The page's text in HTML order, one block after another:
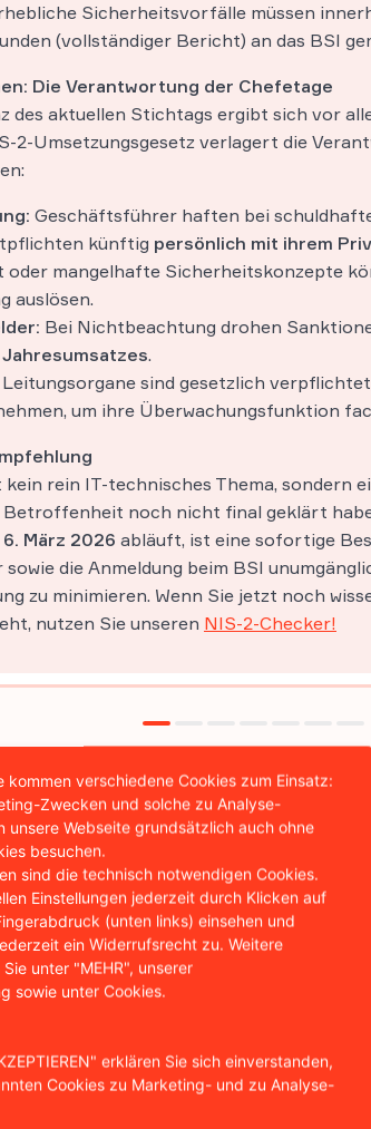
Sicherheitsvorfälle müssen
(vollständiger Bericht) an das BSI
Die Verantwortung der Chefetage
des aktuellen Stichtags ergibt sich vor
2-Umsetzungsgesetz verlagert die
Geschäftsführer haften bei
künftig persönlich mit ihrem
mangelhafte Sicherheitskonzepte
auslösen.
Bei Nichtbeachtung drohen
.
Leitungsorgane sind gesetzlich
um ihre Überwachungsfunktion
rein IT-technisches Thema, sondern
noch nicht final geklärt
6. März 2026 abläuft, ist eine sofortige
die Anmeldung beim BSI
zu minimieren. Wenn Sie jetzt noch
nutzen Sie unseren NIS-2-Checker!
kommen verschiedene Cookies zum Einsatz:
Zwecken und solche zu Analyse-
unsere Webseite grundsätzlich auch ohne
besuchen.
sind die technisch notwendigen Cookies.
Einstellungen jederzeit durch Klicken auf
(unten links) einsehen und
ein Widerrufsrecht zu. Weitere
unter "MEHR", unserer
sowie unter Cookies.
erklären Sie sich einverstanden,
Cookies zu Marketing- und zu Analyse-